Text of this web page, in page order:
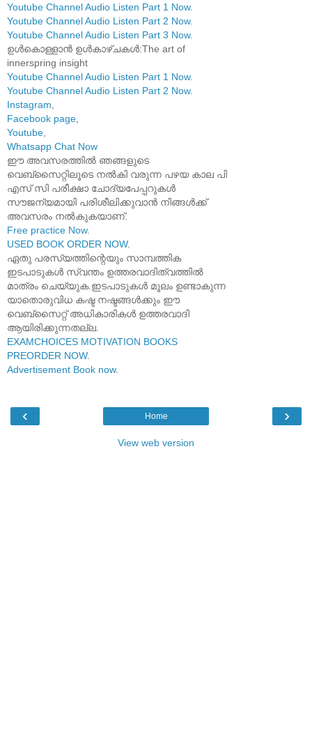
Youtube Channel Audio Listen Part 1 Now.
Youtube Channel Audio Listen Part 2 Now.
Youtube Channel Audio Listen Part 3 Now.
ഉൾകൊള്ളാൻ ഉൾകാഴ്ചകൾ:The art of
innerspring insight
Youtube Channel Audio Listen Part 1 Now.
Youtube Channel Audio Listen Part 2 Now.
Instagram
Facebook page
Youtube
Whatsapp Chat Now
ഈ അവസരത്തിൽ ഞങ്ങളുടെ
വെബ്സൈറ്റിലൂടെ നൽകി വരുന്ന പഴയ കാല പി
എസ് സി പരീക്ഷാ ചോദ്യപേപ്പറുകൾ
സൗജന്യമായി പരിശീലിക്കുവാൻ നിങ്ങൾക്ക്
അവസരം നൽകുകയാണ്.
Free practice Now.
USED BOOK ORDER NOW.
ഏതു പരസ്യത്തിന്റെയും സാമ്പത്തിക
ഇടപാടുകൾ സ്വന്തം ഉത്തരവാദിത്വത്തിൽ
മാത്രം ചെയ്യുക.ഇടപാടുകൾ മൂലം ഉണ്ടാകുന്ന
യാതൊരുവിധ കഷ്ട നഷ്ടങ്ങൾക്കും ഈ
വെബ്സൈറ്റ് അധികാരികൾ ഉത്തരവാദി
ആയിരിക്കുന്നതല്ല.
EXAMCHOICES MOTIVATION BOOKS
PREORDER NOW.
Advertisement Book now.
‹ ›
Home
View web version